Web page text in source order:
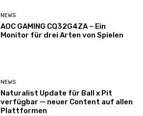
NEWS
AOC GAMING CQ32G4ZA – Ein
Monitor für drei Arten von Spielen
NEWS
Naturalist Update für Ball x Pit
verfügbar — neuer Content auf allen
Plattformen